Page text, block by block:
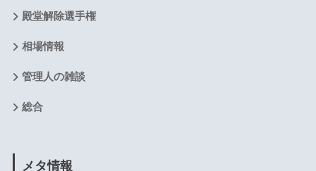
殿堂解除選手権
相場情報
管理人の雑談
総合
メタ情報